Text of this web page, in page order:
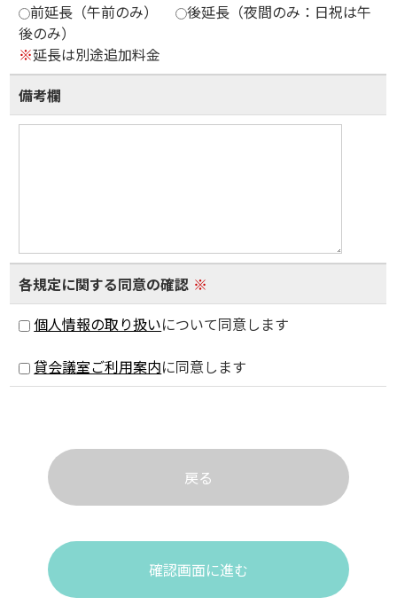
前延長（午前のみ）
後延長（夜間のみ：日祝は午
後のみ）
※延長は別途追加料金
備考欄
各規定に関する同意の確認 ※
個人情報の取り扱いについて同意します
貸会議室ご利用案内に同意します
戻る
確認画面に進む